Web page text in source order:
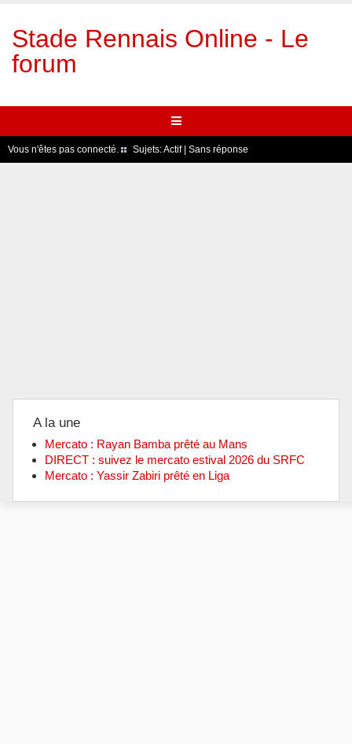
Stade Rennais Online - Le
forum
Vous n'êtes pas connecté. Sujets:Actif| Sans réponse
A la une
Mercato : Rayan Bamba prêté au Mans
DIRECT : suivez le mercato estival 2026 du SRFC
Mercato : Yassir Zabiri prêté en Liga